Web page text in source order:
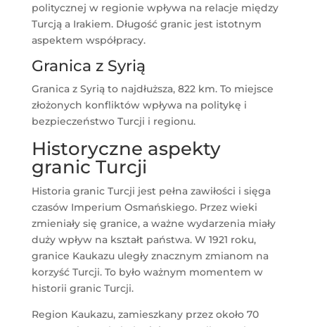
politycznej w regionie wpływa na relacje między
Turcją a Irakiem. Długość granic jest istotnym
aspektem współpracy.
Granica z Syrią
Granica z Syrią to najdłuższa, 822 km. To miejsce
złożonych konfliktów wpływa na politykę i
bezpieczeństwo Turcji i regionu.
Historyczne aspekty
granic Turcji
Historia granic Turcji jest pełna zawiłości i sięga
czasów Imperium Osmańskiego. Przez wieki
zmieniały się granice, a ważne wydarzenia miały
duży wpływ na kształt państwa. W 1921 roku,
granice Kaukazu uległy znacznym zmianom na
korzyść Turcji. To było ważnym momentem w
historii granic Turcji.
Region Kaukazu, zamieszkany przez około 70